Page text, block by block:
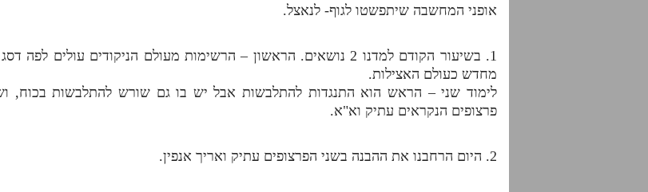
אופני המחשבה שיתפשטו לגוף- לנאצל.
1. בשיעור הקודם למדנו 2 נושאים. הראשון – הרשימות מעולם הניקודים
מחדש כעולם האצילות.
לימוד שני – הראש הוא התנגדות להתלבשות אבל יש בו גם שורש להתלבשות בכוח,
פרצופים הנקראים עתיק וא"א.
2. היום הרחבנו את ההבנה בשני הפרצופים עתיק ואריך אנפין.